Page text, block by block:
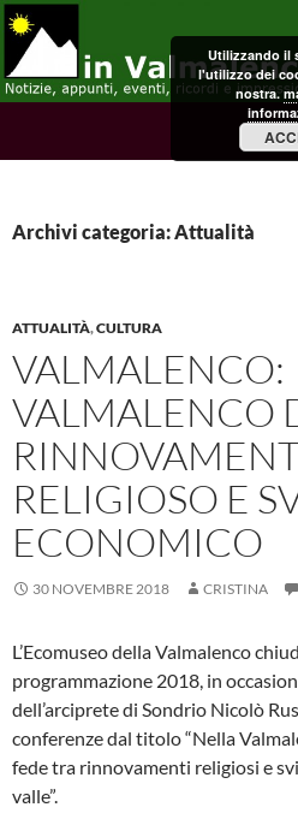
Vai
contenuto
Archivi categoria: Attualità
ATTUALITÀ,CULTURA
VALMALENCO:
VALMALENCO
RELIGIOSO E
ECONOMICO
30 NOVEMBRE 2018 CRISTINA
L’Ecomuseo della Valmalenco
programmazione 2018, in
dell’arciprete di Sondrio Nicolò
conferenze dal titolo “Nella
fede tra rinnovamenti religiosi e
valle”.
Utilizzando il
l'utilizzo dei
nostra.